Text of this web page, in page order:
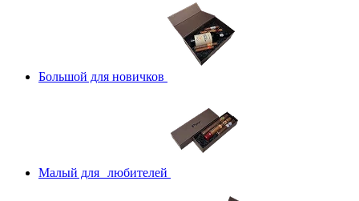
Большой для новичков
Малый для любителей